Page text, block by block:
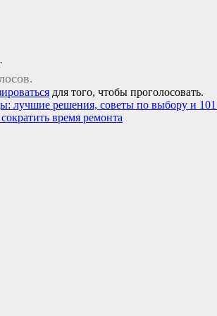
для того, чтобы проголосовать.
лучшие решения, советы по выбору и
время ремонта